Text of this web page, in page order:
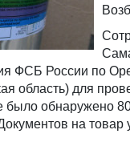
ФСБ России по
область) для
было обнаружено
на товар